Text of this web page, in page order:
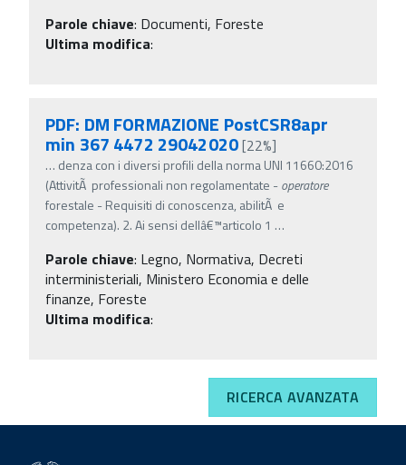
Parole chiave: Documenti, Foreste
Ultima modifica:
PDF: DM FORMAZIONE PostCSR8apr
min 367 4472 29042020[22%]
… denza con i diversi profili della norma UNI 11660:2016
(AttivitÃ professionali non regolamentate -operatore
forestale - Requisiti di conoscenza, abilitÃ e
competenza). 2. Ai sensi dellâ€™articolo 1 …
Parole chiave: Legno, Normativa, Decreti
interministeriali, Ministero Economia e delle
finanze, Foreste
Ultima modifica:
RICERCA AVANZATA